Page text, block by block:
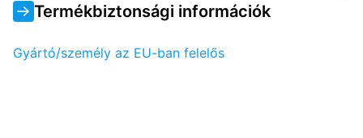
Termékbiztonsági információk
Gyártó/személy az EU-ban felelős